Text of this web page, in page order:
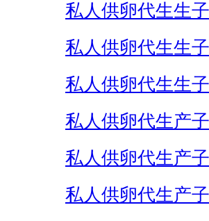
私人供卵代生生
私人供卵代生生
私人供卵代生生
私人供卵代生产
私人供卵代生产
私人供卵代生产